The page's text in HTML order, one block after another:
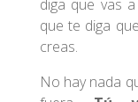
diga que vas
que te diga
creas.
No hay nada